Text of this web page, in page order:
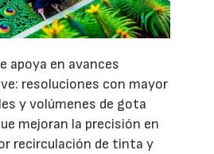
apoya en avances
resoluciones con mayor
y volúmenes de gota
mejoran la precisión en
recirculación de tinta y